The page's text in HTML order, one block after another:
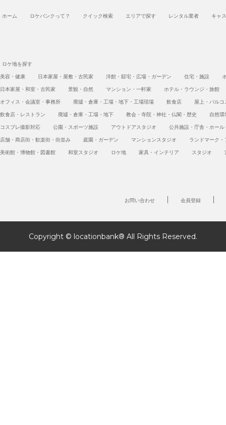
ホーム ロケバンクって？ クイック検索 エリアで探す レンタル業者 キャ
ロケ地を探す
美容・健康
日本家屋・屋敷・古民家 洋館・邸宅・広場・ガーデン 住宅・施設
日本家屋・和室・古民家
景観・自然 マンション・一軒家
ホテル・ラウンジ・旅館
オフィス・会議室・事務所
廃墟・倉庫・工場・地下・工場現場 飲食店
屋上・バル
飲食店・レストラン
廃墟・倉庫・工場・地下 教会・寺院・神社・仏閣・歴史
自然環
コスプレ撮影対応
公園・スポーツ施設 アウトドアスタジオ
公共施設・庁舎・ホール
店舗・商店街・歓楽街・街並み
庭園・ガーデン マンションスタジオ
ランドマーク
美術館・博物館・図書館
和室スタジオ ロケ地 家具・インテリア スタジオ
お問い合わせ 会員登録
Copyright © locationbank® All Rights Reserved.